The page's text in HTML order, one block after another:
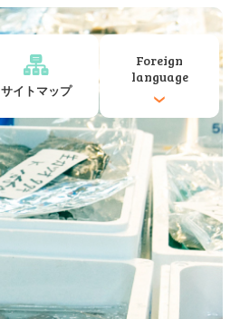
サイトマップ
Foreign
language